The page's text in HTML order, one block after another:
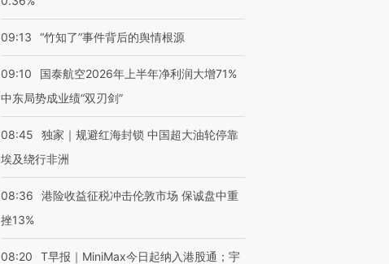
09:13 “竹知了”事件背后的舆情根源
09:10
国泰航空2026年上半年净利润大增71%
中东局势成业绩“双刃剑”
08:45
独家｜规避红海封锁 中国超大油轮停靠
埃及绕行非洲
08:36
港险收益征税冲击伦敦市场 保诚盘中重
挫13%
08:20
T早报｜MiniMax今日起纳入港股通；宇